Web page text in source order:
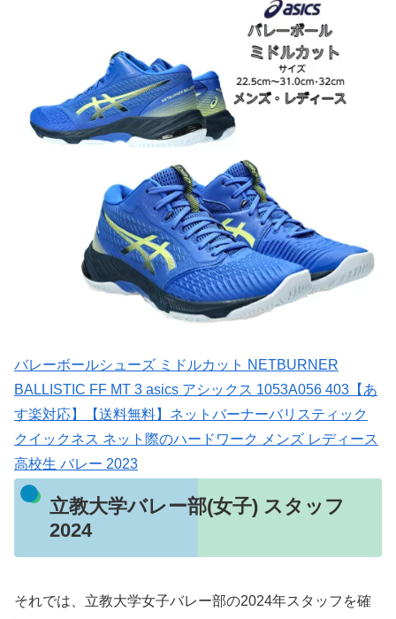
バレーボールシューズ ミドルカット NETBURNER
BALLISTIC FF MT 3 asics アシックス 1053A056 403【あ
す楽対応】【送料無料】ネットバーナーバリスティック
クイックネス ネット際のハードワーク メンズ レディース
高校生 バレー 2023
立教大学バレー部(女子) スタッフ
2024
それでは、立教大学女子バレー部の2024年スタッフを確